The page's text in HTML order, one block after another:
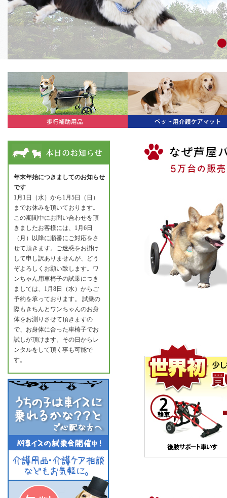
年末年始につきましてのお知らせ
です
1月1日（水）から1月5日（日）
までお休みを頂いております。
この期間中にお問い合わせを頂
きましたお客様には、1月6日
（月）以降に順番にご対応をさ
せて頂きます。ご迷惑をお掛け
して申し訳ありませんが、どう
ぞよろしくお願い致します。ワ
ンちゃん用車椅子の試乗につき
ましては、1月8日（水）からご
予約を承っております。 試乗の
際もきちんとワンちゃんのお身
体をお測りさせて頂きますの
で、お身体に合った車椅子でお
試しが頂けます。その日からレ
ンタルをして頂く事も可能で
す。